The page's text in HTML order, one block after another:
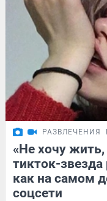
РАЗВЛЕЧЕНИЯ
«Не хочу
тикток-
как на самом
соцсети